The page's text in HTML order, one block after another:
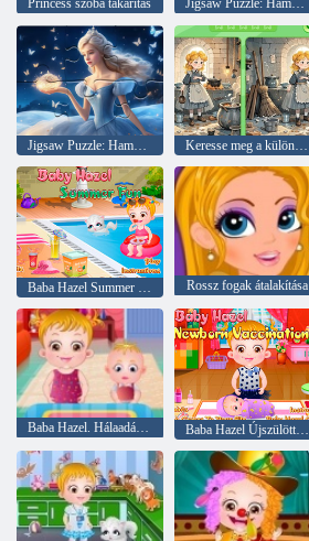
Princess szoba takarítás Jigsaw Puzzle: Hamupipőke átalakul
Jigsaw Puzzle: Hamupipőke Keresse meg a különbségeket: Hamupipőke
Rossz fogak átalakítása
Baba Hazel. Hálaadás szórakoztató Baba Hazel Újszülött Védőoltás